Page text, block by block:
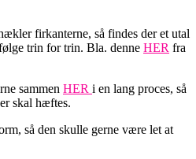
firkanterne, så findes der et utal
trin for trin. Bla. denne HER fra
sammen HER i en lang proces, så
skal hæftes.
så den skulle gerne være let at